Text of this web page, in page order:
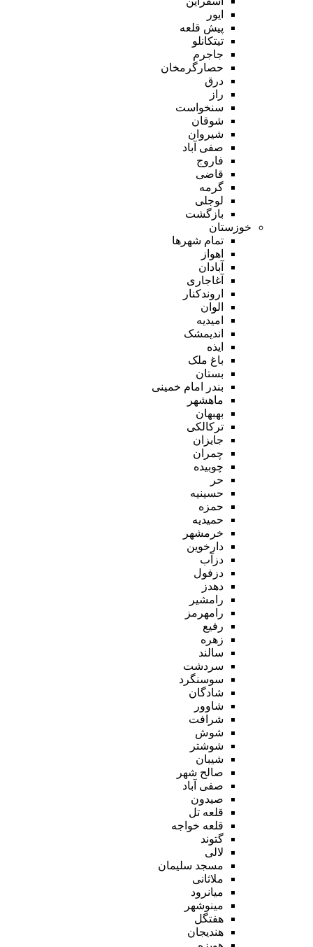
ایور
پیش قلعه
تیتکانلو
جاجرم
حصارگرمخان
درق
راز
سنخواست
شوقان
شیروان
صفی آباد
فاروج
قاضی
گرمه
لوجلی
بازگشت
خوزستان
تمام شهر‌ها
اهواز
آبادان
آغاجاری
اروندکنار
الوان
امیدیه
اندیمشک
ایذه
باغ ملک
بستان
بندر امام خمینی
ماهشهر
بهبهان
ترکالکی
جایزان
چمران
چوبیده
حر
حسینیه
حمزه
حمیدیه
خرمشهر
دارخوین
دزآب
دزفول
دهدز
رامشیر
رامهرمز
رفیع
زهره
سالند
سردشت
سوسنگرد
شادگان
شاوور
شرافت
شوش
شوشتر
شیبان
صالح شهر
صفی آباد
صیدون
قلعه تل
قلعه خواجه
گتوند
لالی
مسجد سلیمان
ملاثانی
میانرود
مینوشهر
هفتگل
هندیجان